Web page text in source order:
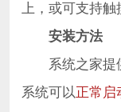
上，或可支持触
安装方法
系统之家提供
系统可以 正常启